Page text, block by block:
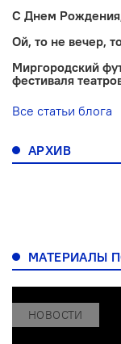
С Днем
Ой, то не вечер,
Миргородский
фестиваля
Все статьи блога
АРХИВ
МАТЕРИАЛЫ
НОВОСТИ